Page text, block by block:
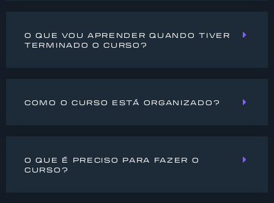
O QUE VOU APRENDER QUANDO TIVER
TERMINADO O CURSO?
COMO O CURSO ESTÁ ORGANIZADO?
O QUE É PRECISO PARA FAZER O
CURSO?